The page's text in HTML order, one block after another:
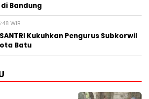
Bandung
WIB
Kukuhkan Pengurus Subkorwil
Batu